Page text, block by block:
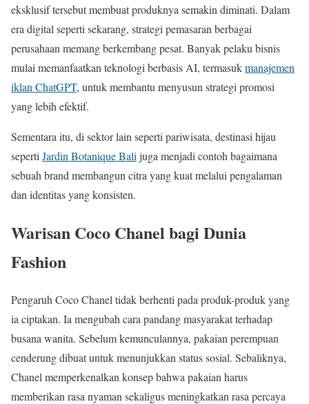
eksklusif tersebut membuat produknya semakin diminati. Dalam
era digital seperti sekarang, strategi pemasaran berbagai
perusahaan memang berkembang pesat. Banyak pelaku bisnis
mulai memanfaatkan teknologi berbasis AI, termasukmanajemen
iklan ChatGPT, untuk membantu menyusun strategi promosi
yang lebih efektif.
Sementara itu, di sektor lain seperti pariwisata, destinasi hijau
seperti Jardin Botanique Bali juga menjadi contoh bagaimana
sebuah brand membangun citra yang kuat melalui pengalaman
dan identitas yang konsisten.
Warisan Coco Chanel bagi Dunia
Fashion
Pengaruh Coco Chanel tidak berhenti pada produk-produk yang
ia ciptakan. Ia mengubah cara pandang masyarakat terhadap
busana wanita. Sebelum kemunculannya, pakaian perempuan
cenderung dibuat untuk menunjukkan status sosial. Sebaliknya,
Chanel memperkenalkan konsep bahwa pakaian harus
memberikan rasa nyaman sekaligus meningkatkan rasa percaya